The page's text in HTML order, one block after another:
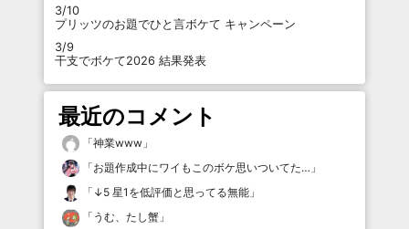
3/10
プリッツのお題でひと言ボケて キャンペーン
3/9
干支でボケて2026 結果発表
最近のコメント
「神業www 」
「お題作成中にワイもこのボケ思いついてた… 」
「 ↓5 星1を低評価と思ってる無能 」
「 うむ、たし蟹 」